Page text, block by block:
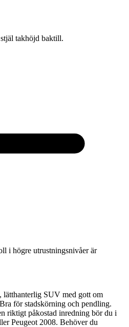
takhöjd baktill.
i högre utrustningsnivåer är
lätthanterlig SUV med gott om
för stadskörning och pendling.
riktigt påkostad inredning bör du i
Peugeot 2008. Behöver du